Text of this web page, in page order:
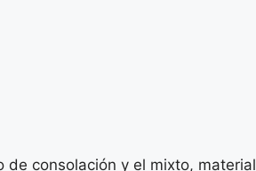
de consolación y el mixto, material